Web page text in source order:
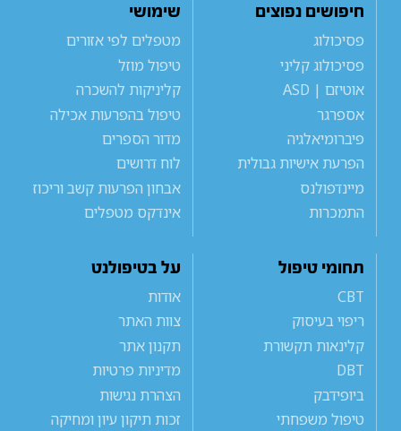
חיפושים נפוצים
פסיכולוג
פסיכולוג קליני
אוטיזם | ASD
אספרגר
פיברומיאלגיה
הפרעת אישיות גבולית
מיינדפולנס
התמכרות
שימושי
מטפלים לפי אזורים
טיפול מוזל
קליניקות להשכרה
טיפול בהפרעות אכילה
מדור הספרים
לוח דרושים
אבחון הפרעות קשב וריכוז
אינדקס מטפלים
תחומי טיפול
CBT
ריפוי בעיסוק
קלינאות תקשורת
DBT
ביופידבק
טיפול משפחתי
על בטיפולנט
אודות
צוות האתר
תקנון אתר
מדיניות פרטיות
הצהרת נגישות
זכות תיקון עיון ומחיקה